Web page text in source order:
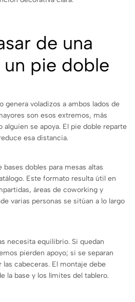
de una
pie doble
genera voladizos a ambos lados de
son esos extremos, más
alguien se apoya. El pie doble reparte
esa distancia.
dobles para mesas altas
Este formato resulta útil en
áreas de coworking y
varias personas se sitúan a lo largo
necesita equilibrio. Si quedan
pierden apoyo; si se separan
cabeceras. El montaje debe
la base y los límites del tablero.